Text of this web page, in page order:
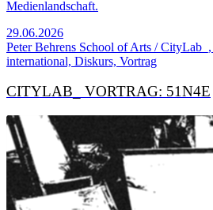
Medienlandschaft.
29.06.2026
Peter Behrens School of Arts /
international, Diskurs, Vortrag
CITYLAB_ VORTRAG: 51N4E